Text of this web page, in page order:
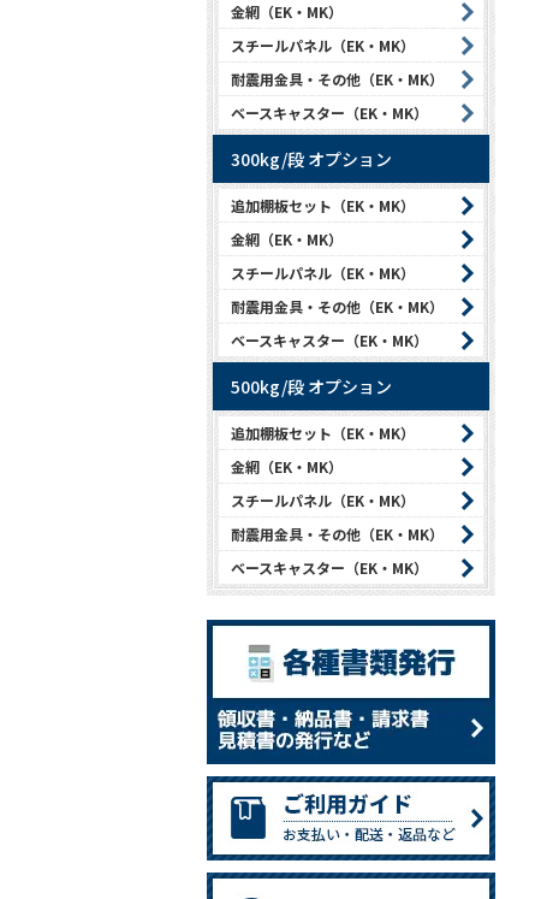
金網（EK・MK）
スチールパネル（EK・MK）
耐震用金具・その他（EK・MK）
ベースキャスター（EK・MK）
300kg/段 オプション
追加棚板セット（EK・MK）
金網（EK・MK）
スチールパネル（EK・MK）
耐震用金具・その他（EK・MK）
ベースキャスター（EK・MK）
500kg/段 オプション
追加棚板セット（EK・MK）
金網（EK・MK）
スチールパネル（EK・MK）
耐震用金具・その他（EK・MK）
ベースキャスター（EK・MK）